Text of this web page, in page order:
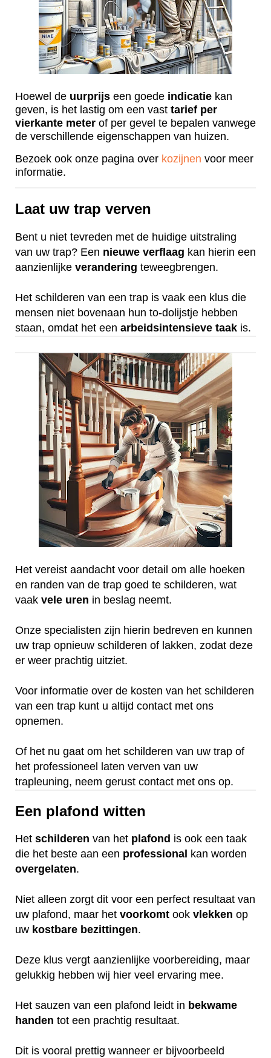
Hoewel de uurprijs een goede indicatie kan
geven, is het lastig om een vast tarief per
vierkante meter of per gevel te bepalen vanwege
de verschillende eigenschappen van huizen.
Bezoek ook onze pagina over kozijnen voor meer
informatie.
Laat uw trap verven
Bent u niet tevreden met de huidige uitstraling
van uw trap? Een nieuwe verflaag kan hierin een
aanzienlijke verandering teweegbrengen.
Het schilderen van een trap is vaak een klus die
mensen niet bovenaan hun to-dolijstje hebben
staan, omdat het een arbeidsintensieve taak is.
Het vereist aandacht voor detail om alle hoeken
en randen van de trap goed te schilderen, wat
vaak vele uren in beslag neemt.
Onze specialisten zijn hierin bedreven en kunnen
uw trap opnieuw schilderen of lakken, zodat deze
er weer prachtig uitziet.
Voor informatie over de kosten van het schilderen
van een trap kunt u altijd contact met ons
opnemen.
Of het nu gaat om het schilderen van uw trap of
het professioneel laten verven van uw
trapleuning, neem gerust contact met ons op.
Een plafond witten
Het schilderen van het plafond is ook een taak
die het beste aan een professional kan worden
overgelaten.
Niet alleen zorgt dit voor een perfect resultaat van
uw plafond, maar het voorkomt ook vlekken op
uw kostbare bezittingen.
Deze klus vergt aanzienlijke voorbereiding, maar
gelukkig hebben wij hier veel ervaring mee.
Het sauzen van een plafond leidt in bekwame
handen tot een prachtig resultaat.
Dit is vooral prettig wanneer er bijvoorbeeld